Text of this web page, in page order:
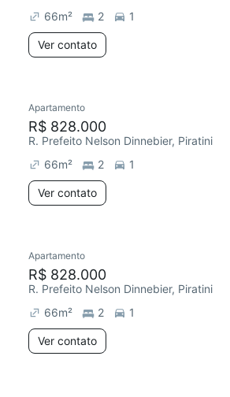
66m² 2 1
Ver contato
Apartamento
R$ 828.000
R. Prefeito Nelson Dinnebier, Piratini
66m² 2 1
Ver contato
Apartamento
R$ 828.000
R. Prefeito Nelson Dinnebier, Piratini
66m² 2 1
Ver contato